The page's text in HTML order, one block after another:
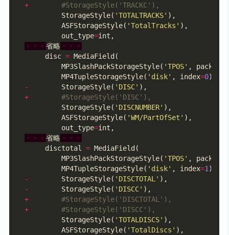
+
#StorageStyle('TRACKC'),
         StorageStyle(
'TOTALTRACKS'
         ASFStorageStyle(
'TotalTracks'
         out_type
=
・・・省略 ・・・
     disc
=
         MP3SlashPackStorageStyle(
'TPOS' , pack_pos
         MP4TupleStorageStyle(
'disk' , index=0
-
        StorageStyle(
'DISC'
+
#StorageStyle('DISC'),
         StorageStyle(
'DISCNUMBER'
         ASFStorageStyle(
'WM/PartOfSet'
         out_type
=
・・・省略 ・・・
     disctotal
=
         MP3SlashPackStorageStyle(
'TPOS' , pack_pos
         MP4TupleStorageStyle(
'disk' , index=1
-
        StorageStyle(
'DISCTOTAL'
-
        StorageStyle(
'DISCC'
+
#StorageStyle('DISCTOTAL'),
+
#StorageStyle('DISCC'),
         StorageStyle(
'TOTALDISCS'
         ASFStorageStyle(
'TotalDiscs'